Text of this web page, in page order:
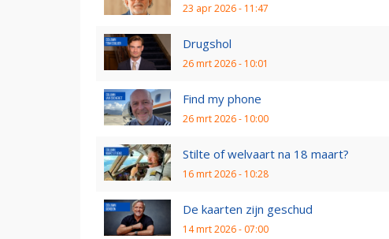
23 apr 2026 - 11:47
Drugshol
26 mrt 2026 - 10:01
Find my phone
26 mrt 2026 - 10:00
Stilte of welvaart na 18 maart?
16 mrt 2026 - 10:28
De kaarten zijn geschud
14 mrt 2026 - 07:00